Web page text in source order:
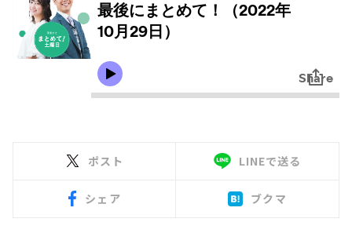
ポスト LINEで送る
シェア ブクマ